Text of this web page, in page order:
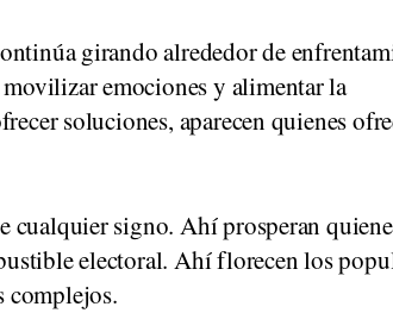
girando alrededor de
emociones y alimentar la
soluciones, aparecen quienes
cualquier signo. Ahí prosperan
electoral. Ahí florecen los
complejos.